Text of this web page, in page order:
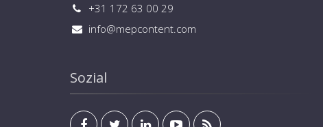
+31 172 63 00 29
info@mepcontent.com
Sozial